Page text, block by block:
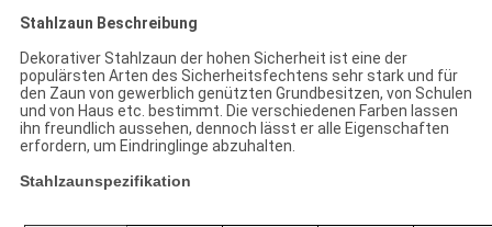
Stahlzaun Beschreibung
Dekorativer Stahlzaun der hohen Sicherheit ist eine der
populärsten Arten des Sicherheitsfechtens sehr stark und für
den Zaun von gewerblich genützten Grundbesitzen, von Schulen
und von Haus etc. bestimmt. Die verschiedenen Farben lassen
ihn freundlich aussehen, dennoch lässt er alle Eigenschaften
erfordern, um Eindringlinge abzuhalten.
Stahlzaunspezifikation